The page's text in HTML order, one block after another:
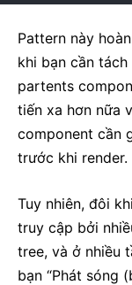
Pattern này
khi bạn cần
partents
tiến xa hơn nữa
component cần
trước khi render.
Tuy nhiên, đôi
truy cập bởi
tree, và ở nhiều
bạn “Phát sóng